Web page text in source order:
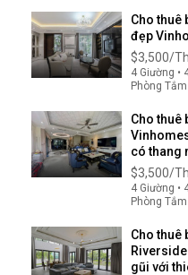
Cho thuê
đẹp
$3,500/
4 Giường •
Phòng Tắm
Cho thuê
có thang
$3,500/
4 Giường •
Phòng Tắm
Cho thuê
gũi với